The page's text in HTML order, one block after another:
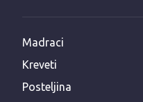
Madraci
Kreveti
Posteljina